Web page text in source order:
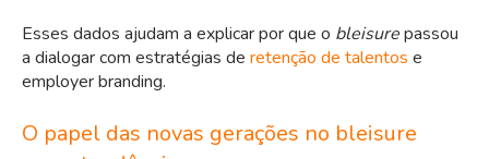
Esses dados ajudam a explicar por que o bleisurepassou
a dialogar com estratégias de retenção de talentos e
employer branding.
O papel das novas gerações no bleisure